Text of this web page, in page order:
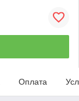
Оплата